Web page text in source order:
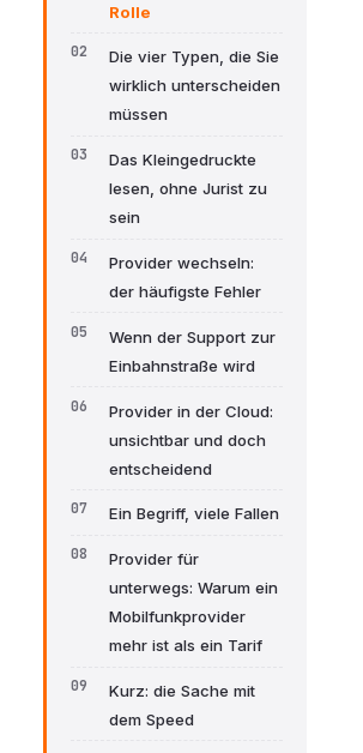
Rolle
Die vier Typen, die Sie
wirklich unterscheiden
müssen
Das Kleingedruckte
lesen, ohne Jurist zu
sein
Provider wechseln:
der häufigste Fehler
Wenn der Support zur
Einbahnstraße wird
Provider in der Cloud:
unsichtbar und doch
entscheidend
Ein Begriff, viele Fallen
Provider für
unterwegs: Warum ein
Mobilfunkprovider
mehr ist als ein Tarif
Kurz: die Sache mit
dem Speed